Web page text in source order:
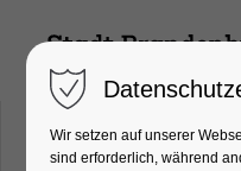
Wir setzen auf unserer
sind erforderlich, während